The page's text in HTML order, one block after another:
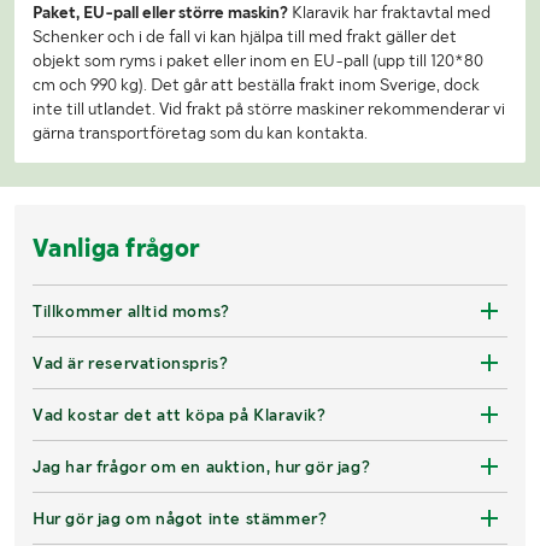
Paket, EU-pall eller större maskin? Klaravik har fraktavtal med
Schenker och i de fall vi kan hjälpa till med frakt gäller det
objekt som ryms i paket eller inom en EU-pall (upp till 120*80
cm och 990 kg). Det går att beställa frakt inom Sverige, dock
inte till utlandet. Vid frakt på större maskiner rekommenderar vi
gärna transportföretag som du kan kontakta.
Vanliga frågor
Tillkommer alltid moms?
Vad är reservationspris?
Vad kostar det att köpa på Klaravik?
Jag har frågor om en auktion, hur gör jag?
Hur gör jag om något inte stämmer?